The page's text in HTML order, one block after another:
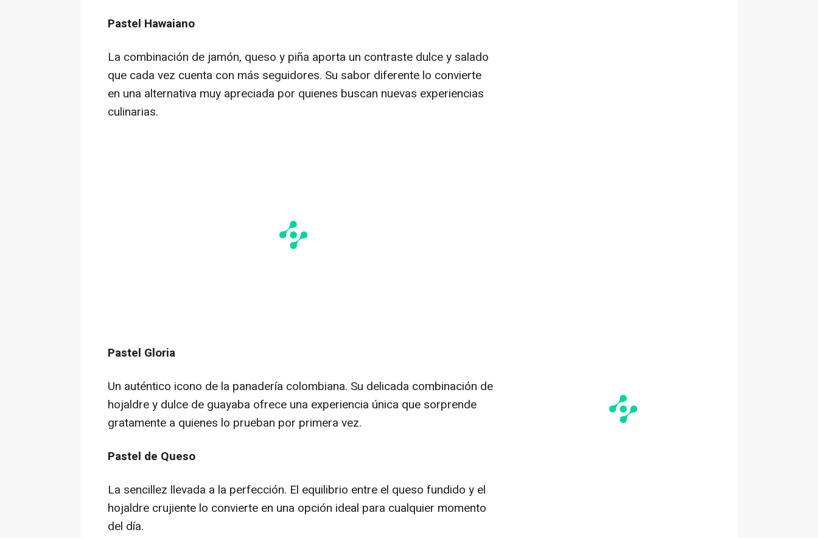
Pastel Hawaiano
La combinación de jamón, queso y piña aporta un contraste dulce y salado
que cada vez cuenta con más seguidores. Su sabor diferente lo convierte
en una alternativa muy apreciada por quienes buscan nuevas experiencias
culinarias.
Pastel Gloria
Un auténtico icono de la panadería colombiana. Su delicada combinación de
hojaldre y dulce de guayaba ofrece una experiencia única que sorprende
gratamente a quienes lo prueban por primera vez.
Pastel de Queso
La sencillez llevada a la perfección. El equilibrio entre el queso fundido y el
hojaldre crujiente lo convierte en una opción ideal para cualquier momento
del día.